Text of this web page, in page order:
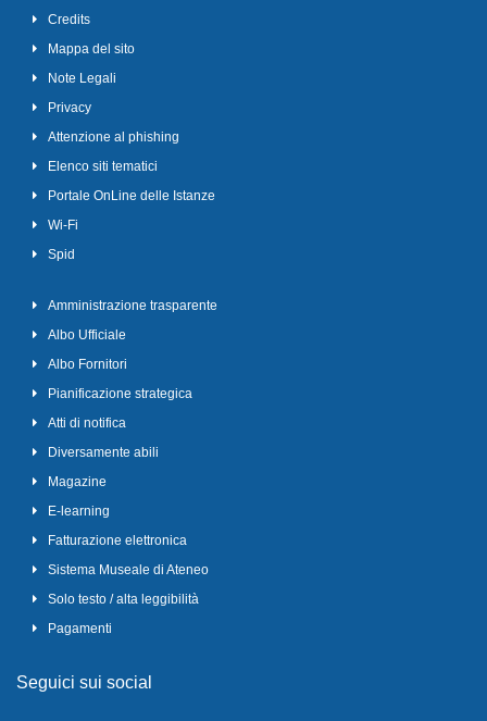
Credits
Mappa del sito
Note Legali
Privacy
Attenzione al phishing
Elenco siti tematici
Portale OnLine delle Istanze
Wi-Fi
Spid
Amministrazione trasparente
Albo Ufficiale
Albo Fornitori
Pianificazione strategica
Atti di notifica
Diversamente abili
Magazine
E-learning
Fatturazione elettronica
Sistema Museale di Ateneo
Solo testo / alta leggibilità
Pagamenti
Seguici sui social